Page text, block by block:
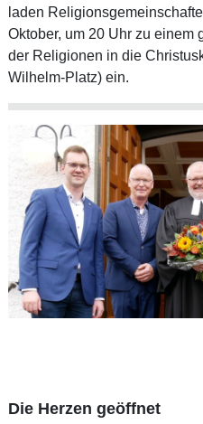
laden
Oktober, um 20 Uhr zu einem
der Religionen in die
Wilhelm-Platz) ein.
Die Herzen geöffnet